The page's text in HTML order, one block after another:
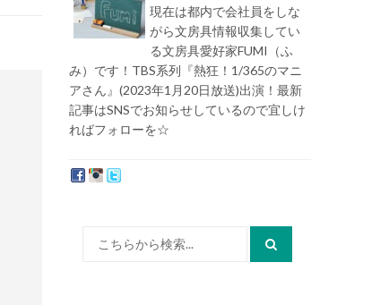
現在は都内で会社員をしな
がら文房具情報収集してい
る文房具愛好家FUMI（ふ
み）です！TBS系列『熱狂！1/365のマニ
アさん』(2023年1月20日放送)出演！最新
記事はSNSでお知らせしているので宜しけ
ればフォローを☆